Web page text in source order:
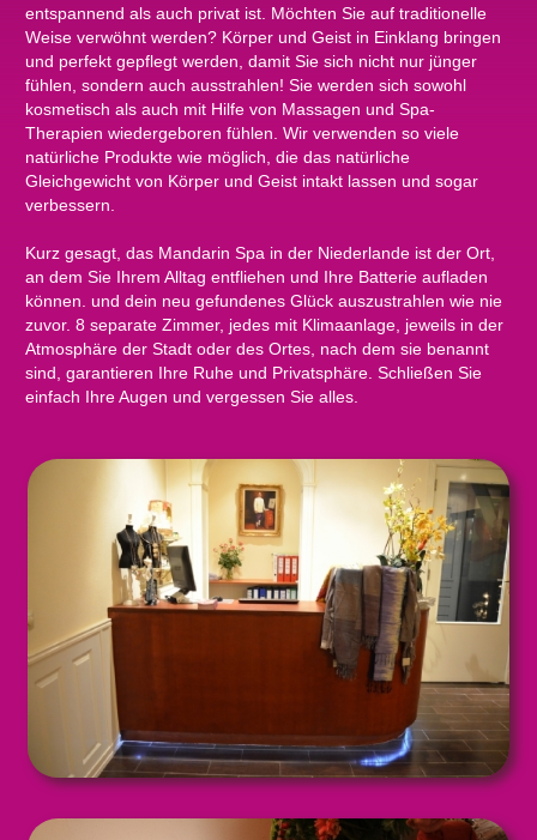
entspannend als auch privat ist. Möchten Sie auf traditionelle
Weise verwöhnt werden? Körper und Geist in Einklang bringen
und perfekt gepflegt werden, damit Sie sich nicht nur jünger
fühlen, sondern auch ausstrahlen! Sie werden sich sowohl
kosmetisch als auch mit Hilfe von Massagen und Spa-
Therapien wiedergeboren fühlen. Wir verwenden so viele
natürliche Produkte wie möglich, die das natürliche
Gleichgewicht von Körper und Geist intakt lassen und sogar
verbessern.
Kurz gesagt, das Mandarin Spa in der Niederlande ist der Ort,
an dem Sie Ihrem Alltag entfliehen und Ihre Batterie aufladen
können. und dein neu gefundenes Glück auszustrahlen wie nie
zuvor. 8 separate Zimmer, jedes mit Klimaanlage, jeweils in der
Atmosphäre der Stadt oder des Ortes, nach dem sie benannt
sind, garantieren Ihre Ruhe und Privatsphäre. Schließen Sie
einfach Ihre Augen und vergessen Sie alles.